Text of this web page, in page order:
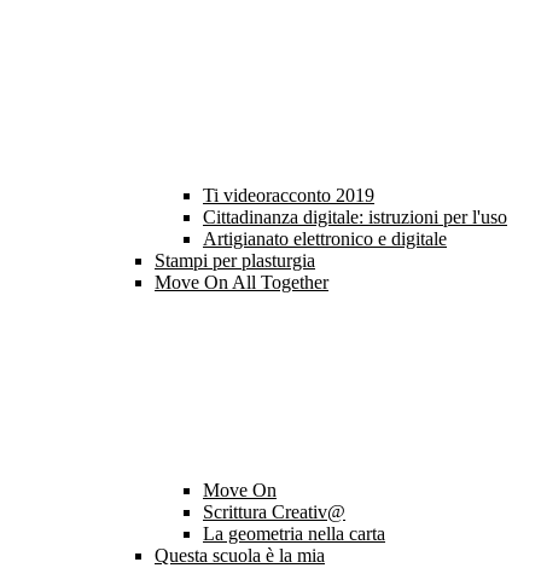
Ti videoracconto 2019
Cittadinanza digitale: istruzioni per l'uso
Artigianato elettronico e digitale
Stampi per plasturgia
Move On All Together
Move On
Scrittura Creativ@
La geometria nella carta
Questa scuola è la mia